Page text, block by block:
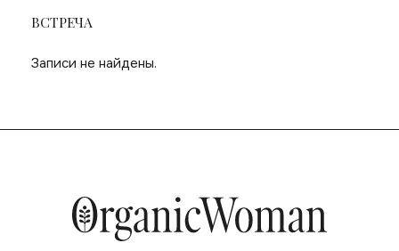
ВСТРЕЧА
Записи не найдены.